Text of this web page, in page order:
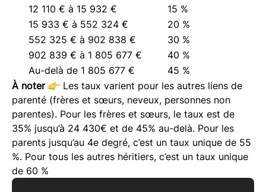
12 110 € à 15 932 €
15 %
15 933 € à 552 324 €
20 %
552 325 € à 902 838 €
30 %
902 839 € à 1 805 677 €
40 %
Au-delà de 1 805 677 €
45 %
À noter
Les taux varient pour les autres liens de
parenté (frères et sœurs, neveux, personnes non
parentes). Pour les frères et sœurs, le taux est de
35% jusqu’à 24 430€ et de 45% au-delà. Pour les
parents jusqu’au 4e degré, c’est un taux unique de 55
%. Pour tous les autres héritiers, c’est un taux unique
de 60 %